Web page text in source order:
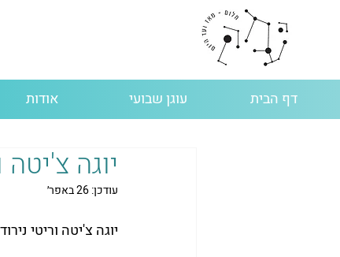
דף הבית עוגן שבועי אודות
יוגה
עודכן:26 באפר׳
יוגה צ'יטה וריטי